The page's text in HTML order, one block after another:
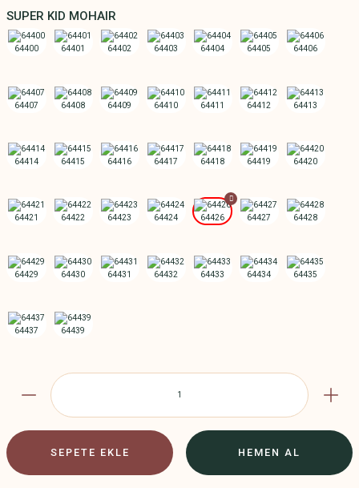
SUPER KID MOHAIR
SEPETE EKLE HEMEN AL